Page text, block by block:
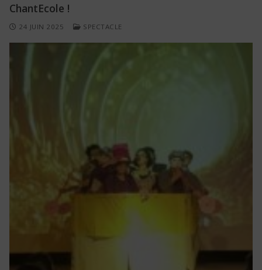
ChantEcole !
24 JUIN 2025 SPECTACLE